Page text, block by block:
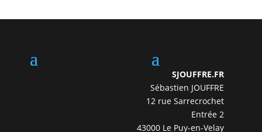
SJOUFFRE.FR
Sébastien JOUFFRE
12 rue Sarrecrochet
Entrée 2
43000 Le Puy-en-Velay